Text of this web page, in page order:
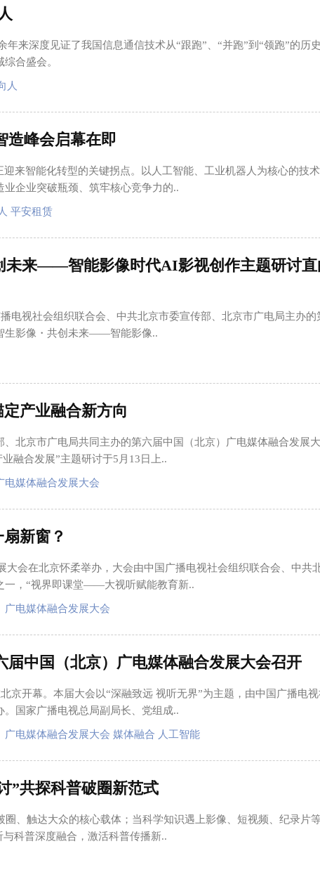
来深度见证了我国信息通信技术从“跟跑”、“并跑”到“领跑”的历
合盛会。
人
造峰会启幕在即
来智能化转型的关键拐点。以人工智能、工业机器人为核心的技术
企业突破瓶颈、筑牢核心竞争力的..
平安租赁
未来——智能影像时代AI影视创作主题研讨直
电视社会组织联合会、中共北京市委宣传部、北京市广电局主办的
生影像・共创未来——智能影像..
产业融合新方向
北京市广电局共同主办的第六届中国（北京）广电媒体融合发展
融合发展”主题研讨于5月13日上..
电媒体融合发展大会
新窗？
大会在北京怀柔举办，大会由中国广播电视社会组织联合会、中共
一，“视界即课堂——大视听赋能教育新..
广电媒体融合发展大会
中国（北京）广电媒体融合发展大会召开
京开幕。本届大会以“深融致远 视听无界”为主题，由中国广播电视
国家广播电视总局副局长、党组成..
广电媒体融合发展大会 媒体融合 人工智能
”共探科普破圈新范式
、触达大众的核心载体；当科学知识遇上影像、短视频、纪录片
科普深度融合，激活科普传播新..